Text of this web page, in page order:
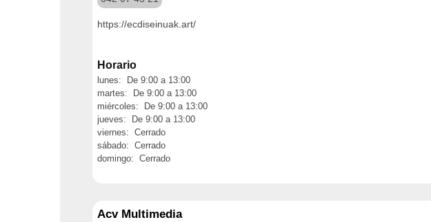
https://ecdiseinuak.art/
Horario
lunes: De 9:00 a 13:00
martes: De 9:00 a 13:00
miércoles: De 9:00 a 13:00
jueves: De 9:00 a 13:00
viernes: Cerrado
sábado: Cerrado
domingo: Cerrado
Acv Multimedia